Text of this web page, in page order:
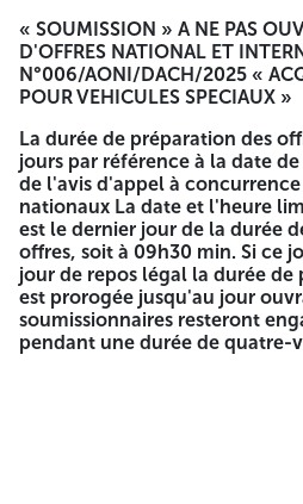
Les offres techniques et
deux (02) enveloppes séparées,
indiquant sur l'extérieure de
mentions « Offre technique - A
N°006/AONI/DACH/2025 » et «
ouvrir - Appel d'Offres National
N°006/AONI/DACH/2025 » Les
offres techniques et financières
pli fermé à l'adresse ci-
LA SOCIETE ALGERIENNE DE
SPECIAUX RHEINMETALL
INDUSTRIELLE D'AIN SMARA
SECRETARIAT PERMANENT DES
MARCHES
« SOUMISSION » A NE PAS
D'OFFRES NATIONAL ET
N°006/AONI/DACH/2025 «
POUR VEHICULES SPECIAUX »
La durée de préparation des
jours par référence à la date
de l'avis d'appel à
nationaux La date et l'heure
est le dernier jour de la durée
offres, soit à 09h30 min. Si ce
jour de repos légal la durée de
est prorogée jusqu'au jour
soumissionnaires resteront
pendant une durée de quatre-